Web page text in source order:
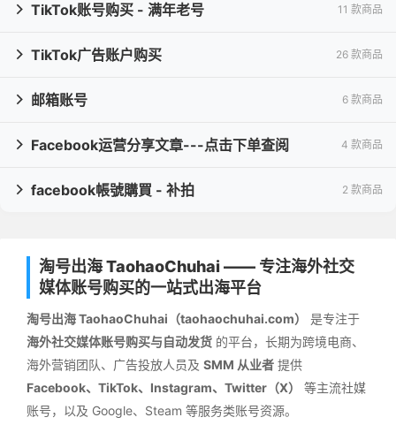
TikTok账号购买 - 满年老号 11 款商品

TikTok广告账户购买 26 款商品

邮箱账号 6 款商品

Facebook运营分享文章---点击下单查阅 4 款商品

facebook帳號購買 - 补拍 2 款商品

淘号出海 TaohaoChuhai —— 专注海外社交
媒体账号购买的一站式出海平台
淘号出海 TaohaoChuhai（taohaochuhai.com）
是专注于
海外社交媒体账号购买与自动发货 的平台，长期为跨境电商、
海外营销团队、广告投放人员及 SMM 从业者 提供
Facebook、TikTok、Instagram、Twitter（X）
等主流社媒
账号，以及 Google、Steam 等服务类账号资源。